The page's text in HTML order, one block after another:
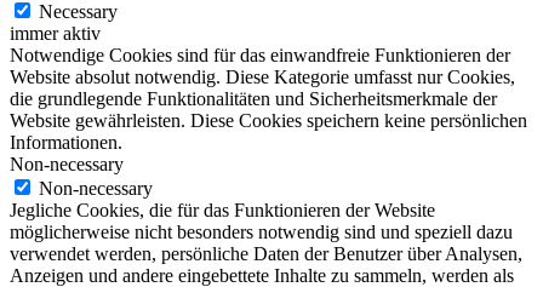
Necessary
immer aktiv
Notwendige Cookies sind für das einwandfreie Funktionieren der
Website absolut notwendig. Diese Kategorie umfasst nur Cookies,
die grundlegende Funktionalitäten und Sicherheitsmerkmale der
Website gewährleisten. Diese Cookies speichern keine persönlichen
Informationen.
Non-necessary
Non-necessary
Jegliche Cookies, die für das Funktionieren der Website
möglicherweise nicht besonders notwendig sind und speziell dazu
verwendet werden, persönliche Daten der Benutzer über Analysen,
Anzeigen und andere eingebettete Inhalte zu sammeln, werden als